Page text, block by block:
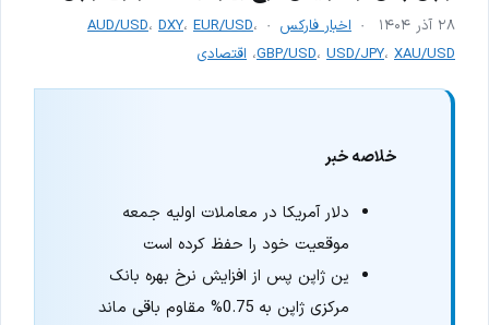
۲۸ آذر ۱۴۰۴ اخبار فارکس AUD/USD، DXY، EUR/USD،
GBP/USD، USD/JPY، XAU/USD ، اقتصادی
خلاصه خبر
دلار آمریکا در معاملات اولیه جمعه
موقعیت خود را حفظ کرده است
ین ژاپن پس از افزایش نرخ بهره بانک
مرکزی ژاپن به 0.75% مقاوم باقی ماند